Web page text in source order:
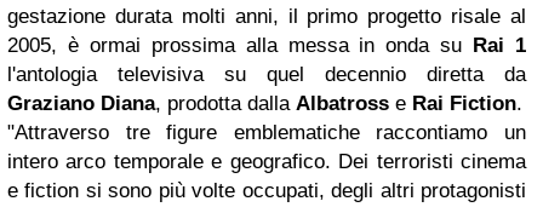
gestazione durata molti anni, il primo progetto risale al
2005, è ormai prossima alla messa in onda su Rai 1
l'antologia televisiva su quel decennio diretta da
Graziano Diana, prodotta dalla Albatross e Rai Fiction.
"Attraverso tre figure emblematiche raccontiamo un
intero arco temporale e geografico. Dei terroristi cinema
e fiction si sono più volte occupati, degli altri protagonisti